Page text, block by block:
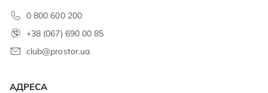
0 800 600 200
+38 (067) 690 00 85
club@prostor.ua
АДРЕСА